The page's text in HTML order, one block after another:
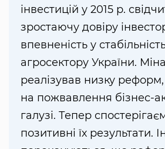
інвестицій у 2015 р.
зростаючу довіру
впевненість у
агросектору України.
реалізував низку
на пожвавлення бізнес-
галузі. Тепер
позитивні їх результати.